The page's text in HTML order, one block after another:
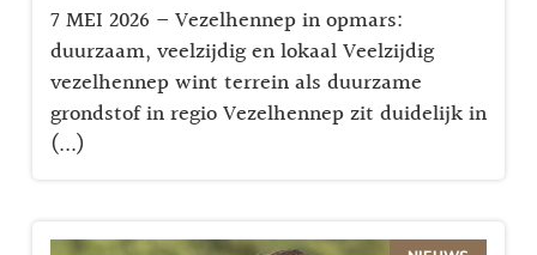
7 MEI 2026 – Vezelhennep in opmars:
duurzaam, veelzijdig en lokaal Veelzijdig
vezelhennep wint terrein als duurzame
grondstof in regio Vezelhennep zit duidelijk in
(...)